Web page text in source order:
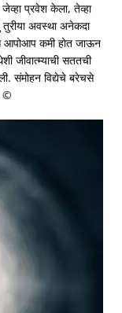
प्रवेश केला, तेव्हा
अवस्था अनेकदा
आपोआप कमी होत जाऊन
जीवात्म्याची सततची
संमोहन विद्येचे बरेचसे
©